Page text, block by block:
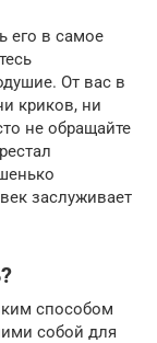
его в самое
От вас в
криков, ни
не обращайте
заслуживает
способом
собой для